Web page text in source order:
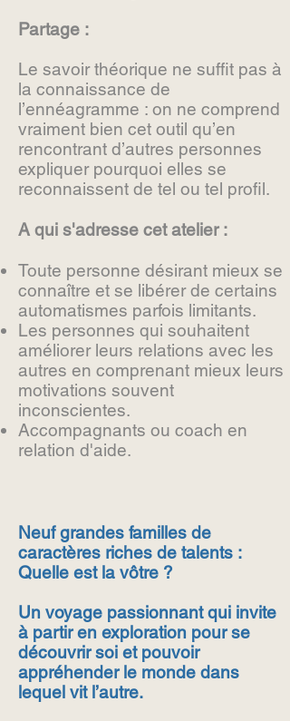
Partage :
Le savoir théorique ne suffit pas à
la connaissance de
l’ennéagramme : on ne comprend
vraiment bien cet outil qu’en
rencontrant d’autres personnes
expliquer pourquoi elles se
reconnaissent de tel ou tel profil.
A qui s'adresse cet atelier :
Toute personne désirant mieux se
connaître et se libérer de certains
automatismes parfois limitants.
Les personnes qui souhaitent
améliorer leurs relations avec les
autres en comprenant mieux leurs
motivations souvent
inconscientes.
Accompagnants ou coach en
relation d'aide.
Neuf grandes familles de
caractères riches de talents :
Quelle est la vôtre ?
Un voyage passionnant qui invite
à partir en exploration pour se
découvrir soi et pouvoir
appréhender le monde dans
lequel vit l’autre.